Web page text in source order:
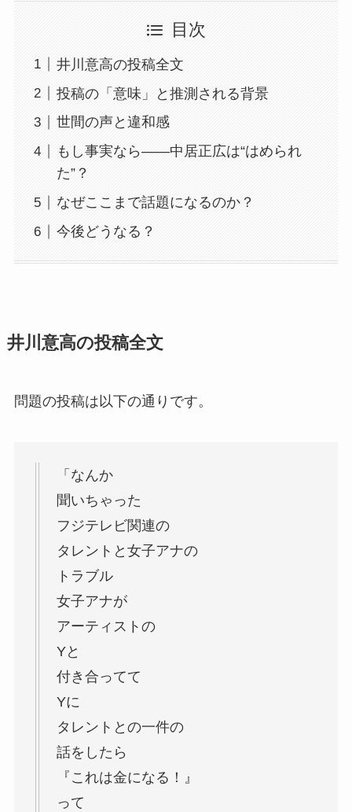
目次
井川意高の投稿全文
投稿の「意味」と推測される背景
世間の声と違和感
もし事実なら――中居正広は“はめられ
た”？
なぜここまで話題になるのか？
今後どうなる？
井川意高の投稿全文
問題の投稿は以下の通りです。
「なんか
聞いちゃった
フジテレビ関連の
タレントと女子アナの
トラブル
女子アナが
アーティストの
Yと
付き合ってて
Yに
タレントとの一件の
話をしたら
『これは金になる！』
って